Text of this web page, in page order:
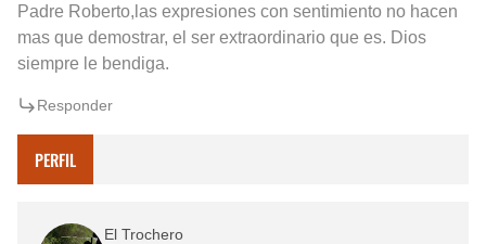
Padre Roberto,las expresiones con sentimiento no hacen
mas que demostrar, el ser extraordinario que es. Dios
siempre le bendiga.
Responder
PERFIL
El Trochero